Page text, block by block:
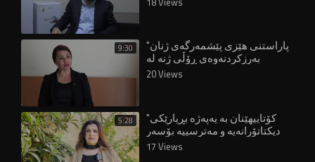
9:30 "پاراستنی هێزی پێشمەرگەی ژنان
بەرزکردنەوەی ڕۆڵی ژنە لە
دامەزراوە ئەمنییەکاندا" 20 Views
5:28 "کۆتاییهێنان بە یەپەژە بڕیارێکی
دیکتاتۆرانەیە و مەترسییە بۆسەر
17 Views